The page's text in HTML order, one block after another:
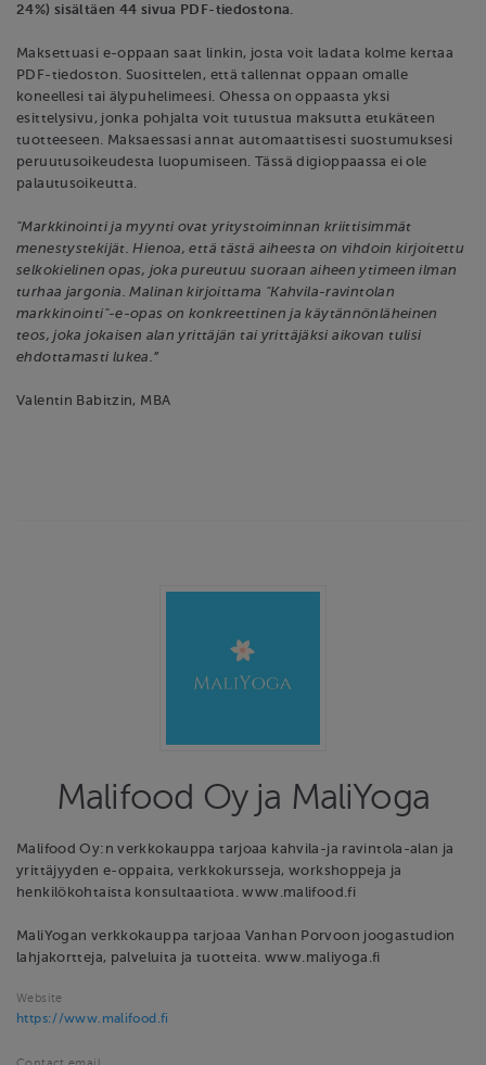
24%) sisältäen 44 sivua PDF-tiedostona.
Maksettuasi e-oppaan saat linkin, josta voit ladata kolme kertaa
PDF-tiedoston. Suosittelen, että tallennat oppaan omalle
koneellesi tai älypuhelimeesi. Ohessa on oppaasta yksi
esittelysivu, jonka pohjalta voit tutustua maksutta etukäteen
tuotteeseen. Maksaessasi annat automaattisesti suostumuksesi
peruutusoikeudesta luopumiseen. Tässä digioppaassa ei ole
palautusoikeutta.
"Markkinointi ja myynti ovat yritystoiminnan kriittisimmät
menestystekijät. Hienoa, että tästä aiheesta on vihdoin kirjoitettu
selkokielinen opas, joka pureutuu suoraan aiheen ytimeen ilman
turhaa jargonia. Malinan kirjoittama "Kahvila-ravintolan
markkinointi"-e-opas on konkreettinen ja käytännönläheinen
teos, joka jokaisen alan yrittäjän tai yrittäjäksi aikovan tulisi
ehdottamasti lukea.”
Valentin Babitzin, MBA
Malifood Oy ja MaliYoga
Malifood Oy:n verkkokauppa tarjoaa kahvila-ja ravintola-alan ja
yrittäjyyden e-oppaita, verkkokursseja, workshoppeja ja
henkilökohtaista konsultaatiota. www.malifood.fi
MaliYogan verkkokauppa tarjoaa Vanhan Porvoon joogastudion
lahjakortteja, palveluita ja tuotteita. www.maliyoga.fi
Website
https://www.malifood.fi